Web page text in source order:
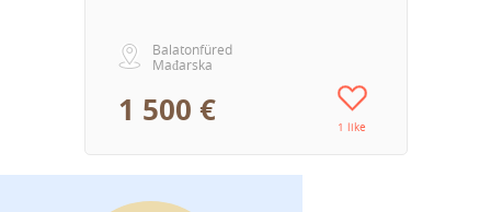
Balatonfüred
Mađarska
1 500 € 1 like